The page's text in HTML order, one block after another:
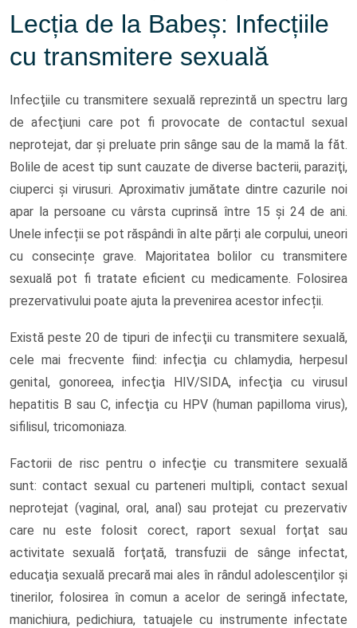
Lecția de la Babeș: Infecțiile
cu transmitere sexuală
Infecţiile cu transmitere sexuală reprezintă un spectru larg
de afecţiuni care pot fi provocate de contactul sexual
neprotejat, dar şi preluate prin sȃnge sau de la mamă la făt.
Bolile de acest tip sunt cauzate de diverse bacterii, paraziţi,
ciuperci şi virusuri. Aproximativ jumătate dintre cazurile noi
apar la persoane cu vârsta cuprinsă între 15 și 24 de ani.
Unele infecții se pot răspândi în alte părți ale corpului, uneori
cu consecințe grave. Majoritatea bolilor cu transmitere
sexuală pot fi tratate eficient cu medicamente. Folosirea
prezervativului poate ajuta la prevenirea acestor infecții.
Există peste 20 de tipuri de infecţii cu transmitere sexuală,
cele mai frecvente fiind: infecţia cu chlamydia, herpesul
genital, gonoreea, infecţia HIV/SIDA, infecţia cu virusul
hepatitis B sau C, infecţia cu HPV (human papilloma virus),
sifilisul, tricomoniaza.
Factorii de risc pentru o infecţie cu transmitere sexuală
sunt: contact sexual cu parteneri multipli, contact sexual
neprotejat (vaginal, oral, anal) sau protejat cu prezervativ
care nu este folosit corect, raport sexual forţat sau
activitate sexuală forţată, transfuzii de sânge infectat,
educaţia sexuală precară mai ales în rȃndul adolescenţilor şi
tinerilor, folosirea în comun a acelor de seringă infectate,
manichiura, pedichiura, tatuajele cu instrumente infectate